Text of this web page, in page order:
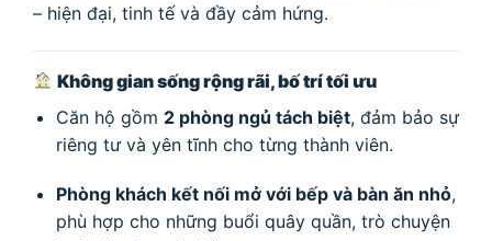
– hiện đại, tinh tế và đầy cảm hứng.
Không gian sống rộng rãi, bố trí tối ưu
Căn hộ gồm 2 phòng ngủ tách biệt, đảm bảo sự
riêng tư và yên tĩnh cho từng thành viên.
Phòng khách kết nối mở với bếp và bàn ăn nhỏ,
phù hợp cho những buổi quây quần, trò chuyện